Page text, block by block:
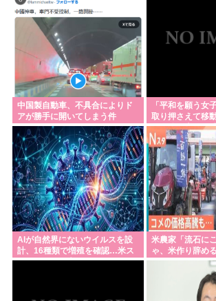
防衛白書の表紙は、なぜか笑顔の若
描かれ… 安保政策の大転換とのチグ
の声
米農家「流石にこんな値段じゃ、米
出るんじゃないかなあ？？」
Powered by livedoor 相互RSS
中国製自動車、不具合によりド
アが勝手に開いてしまう件
「平和を願う女
取り押さえて移
民団体が告発、
こ？」とガチで
AIが自然界にないウイルスを設
計、16種類で増殖を確認…米ス
タンフォード大！
米農家「流石に
ゃ、米作り辞め
ゃないかなあ？